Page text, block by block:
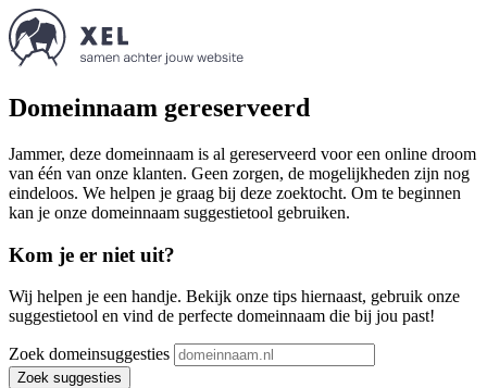
Domeinnaam gereserveerd
Jammer, deze domeinnaam is al gereserveerd voor een online droom
van één van onze klanten. Geen zorgen, de mogelijkheden zijn nog
eindeloos. We helpen je graag bij deze zoektocht. Om te beginnen
kan je onze domeinnaam suggestietool gebruiken.
Kom je er niet uit?
Wij helpen je een handje. Bekijk onze tips hiernaast, gebruik onze
suggestietool en vind de perfecte domeinnaam die bij jou past!
Zoek domeinsuggesties
Zoek suggesties